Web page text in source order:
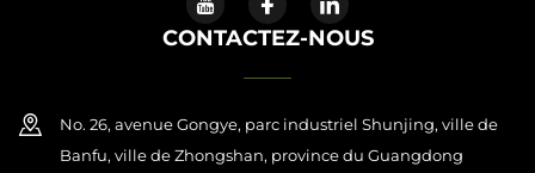
CONTACTEZ-NOUS
No. 26, avenue Gongye, parc industriel Shunjing, ville de
Banfu, ville de Zhongshan, province du Guangdong